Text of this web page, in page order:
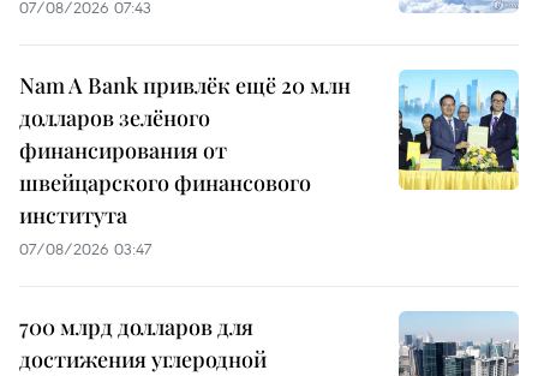
07/08/2026 07:43
Nam A Bank привлёк ещё 20 млн
долларов зелёного
финансирования от
швейцарского финансового
института
07/08/2026 03:47
700 млрд долларов для
достижения углеродной